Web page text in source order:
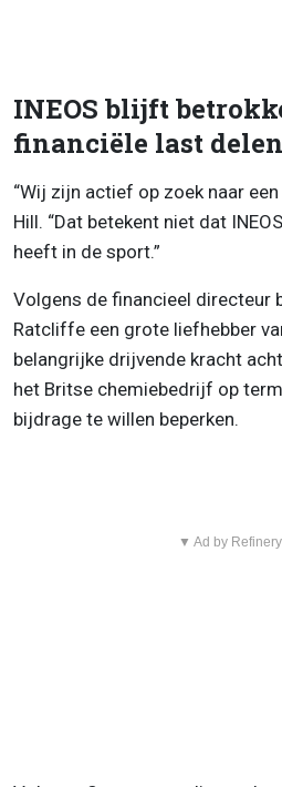
INEOS blijft
financiële last delen
“Wij zijn actief op zoek naar
Hill. “Dat betekent niet dat
heeft in de sport.”
Volgens de financieel directeur
Ratcliffe een grote liefhebber
belangrijke drijvende kracht
het Britse chemiebedrijf op
bijdrage te willen beperken.
▼ Ad by